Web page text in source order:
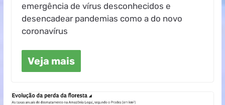
emergência de vírus desconhecidos e
desencadear pandemias como a do novo
coronavírus
Veja mais